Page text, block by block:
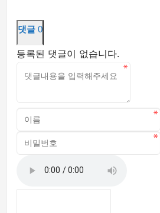
댓글 0
등록된 댓글이 없습니다.